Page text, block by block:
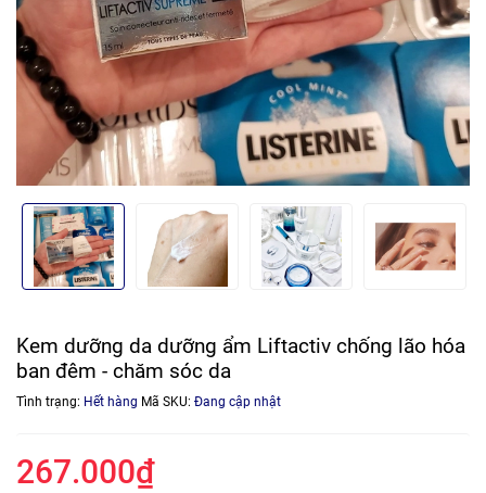
Kem dưỡng da dưỡng ẩm Liftactiv chống lão hóa
ban đêm - chăm sóc da
Tình trạng: Hết hàng Mã SKU: Đang cập nhật
267.000₫